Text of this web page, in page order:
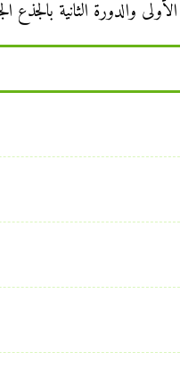
الثانية بالجذع